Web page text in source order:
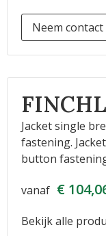
Neem
Jacket single
fastening.
button
vanaf €
Bekijk alle